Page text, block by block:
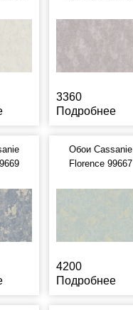
3360
Подробнее
Обои Cassanie
Florence 99667
4200
Подробнее